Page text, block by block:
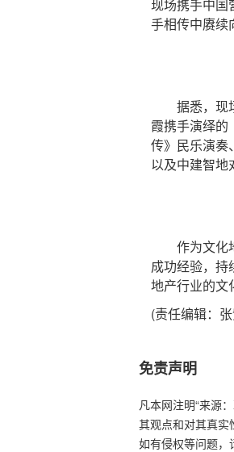
现场携手中
手相传中赓续
据悉，现场
霞携手演绎的
传》民乐演奏
以及中建智地
作为文化地
成功经验，持
地产行业的文
(责任编辑：
免责声明
凡本网注明“来源
其观点和对其真实
如有侵权等问题，